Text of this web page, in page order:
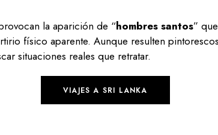
la aparición de “hombres santos”
físico aparente. Aunque resulten
situaciones reales que retratar.
VIAJES A SRI LANKA